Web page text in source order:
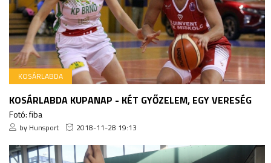
KOSÁRLABDA
KOSÁRLABDA KUPANAP - KÉT GYŐZELEM, EGY VERESÉG
Fotó: fiba
by Hunsport 2018-11-28 19:13